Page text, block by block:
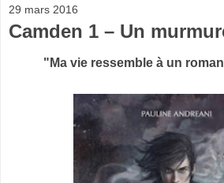
29 mars 2016
Camden 1 – Un
"Ma vie ressemble à un